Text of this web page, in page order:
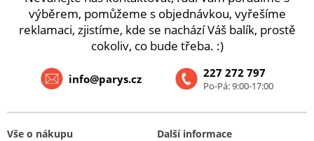
výběrem, pomůžeme s objednávkou, vyřešíme
reklamaci, zjistíme, kde se nachází Váš balík, prostě
cokoliv, co bude třeba. :)
227 272 797
Po-Pá: 9:00-17:00
info@parys.cz
Vše o nákupu
Další informace